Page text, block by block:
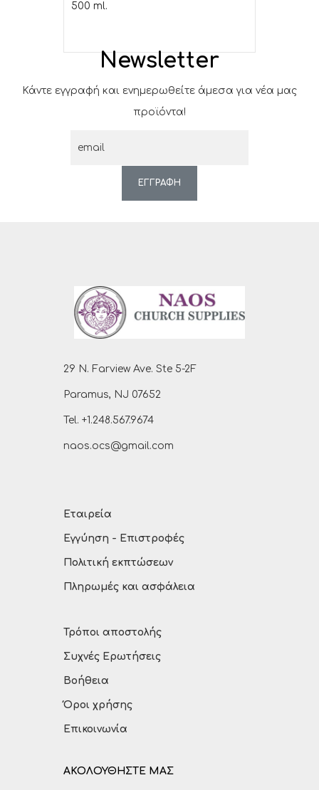
500 ml.
Newsletter
Κάντε εγγραφή και ενημερωθείτε άμεσα για νέα μας
προϊόντα!
ΕΓΓΡΑΦΗ
29 N. Farview Ave. Ste 5-2F
Paramus, NJ 07652
Tel. +1.248.567.9674
naos.ocs@gmail.com
Εταιρεία
Εγγύηση - Επιστροφές
Πολιτική εκπτώσεων
Πληρωμές και ασφάλεια
Τρόποι αποστολής
Συχνές Ερωτήσεις
Βοήθεια
Όροι χρήσης
Επικοινωνία
ΑΚΟΛΟΥΘΗΣΤΕ ΜΑΣ